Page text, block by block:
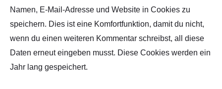
Namen, E-Mail-Adresse und Website in Cookies zu
speichern. Dies ist eine Komfortfunktion, damit du nicht,
wenn du einen weiteren Kommentar schreibst, all diese
Daten erneut eingeben musst. Diese Cookies werden ein
Jahr lang gespeichert.